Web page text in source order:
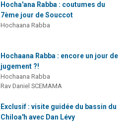
Hocha'ana Rabba : coutumes du
7ème jour de Souccot
Hochaana Rabba
Hochaana Rabba : encore un jour de
jugement ?!
Hochaana Rabba
Rav Daniel SCEMAMA
Exclusif : visite guidée du bassin du
Chiloa'h avec Dan Lévy